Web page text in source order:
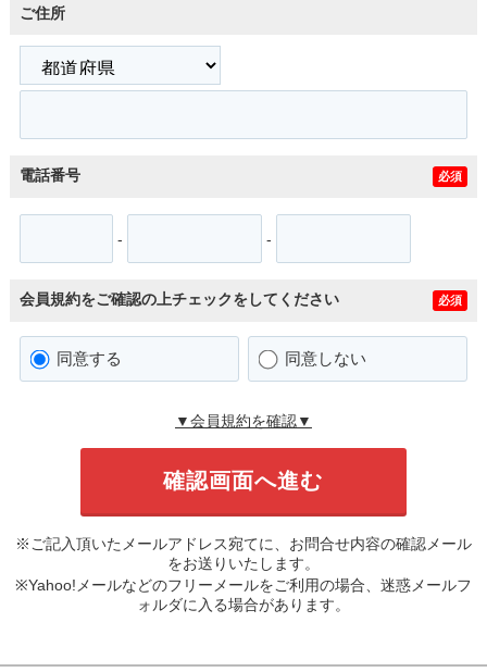
ご住所
電話番号 必須
- -
会員規約をご確認の上チェックをしてください 必須
同意する 同意しない
▼会員規約を確認▼
※ご記入頂いたメールアドレス宛てに、お問合せ内容の確認メール
をお送りいたします。
※Yahoo!メールなどのフリーメールをご利用の場合、迷惑メールフ
ォルダに入る場合があります。